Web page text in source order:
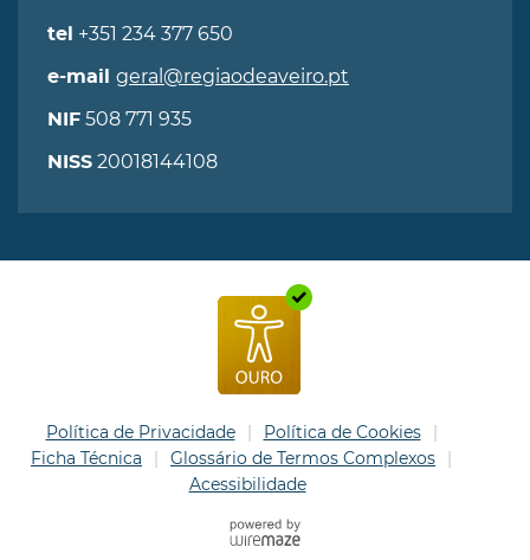
tel +351 234 377 650
e-mail geral@regiaodeaveiro.pt
NIF 508 771 935
NISS 20018144108
Política de Privacidade
Política de Cookies
Ficha Técnica
Glossário de Termos Complexos
Acessibilidade